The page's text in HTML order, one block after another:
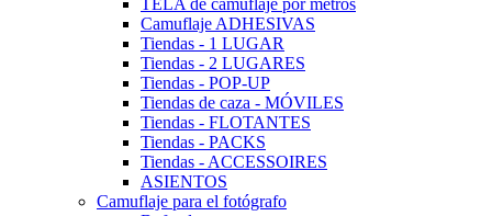
TELA de camuflaje por metros
Camuflaje ADHESIVAS
Tiendas - 1 LUGAR
Tiendas - 2 LUGARES
Tiendas - POP-UP
Tiendas de caza - MÓVILES
Tiendas - FLOTANTES
Tiendas - PACKS
Tiendas - ACCESSOIRES
ASIENTOS
Camuflaje para el fotógrafo